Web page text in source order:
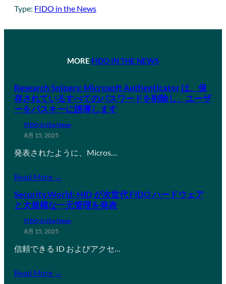
Type: FIDO in the News
MORE FIDO IN THE NEWS
Research Snipers: Microsoft Authenticator は、保
存されているすべてのパスワードを削除し、ユーザ
ーをパスキーに誘導します
FIDO in the News
8月 15, 2025
発表されたように、Micros…
Read More →
Security.World: HID が次世代 FIDO ハードウェア
と大規模な一元管理を発表
FIDO in the News
8月 15, 2025
信頼できる ID およびアクセ…
Read More →